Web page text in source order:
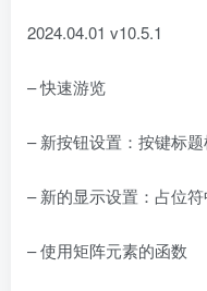
2024.04.01 v10.5.1
– 快速游览
– 新按钮设置：按键标
– 新的显示设置：占位
– 使用矩阵元素的函数